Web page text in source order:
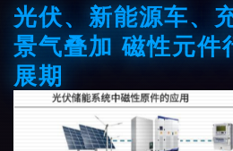
光伏、新能源车、
景气叠加 磁性元件
展期